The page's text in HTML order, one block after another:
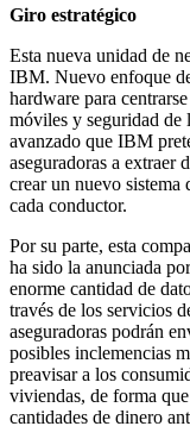
Giro estratégico
Esta nueva unidad de
IBM. Nuevo enfoque
hardware para
móviles y seguridad de
avanzado que IBM
aseguradoras a extraer
crear un nuevo sistema
cada conductor.
Por su parte, esta
ha sido la anunciada
enorme cantidad de
través de los servicios
aseguradoras podrán
posibles inclemencias
preavisar a los
viviendas, de forma
cantidades de dinero